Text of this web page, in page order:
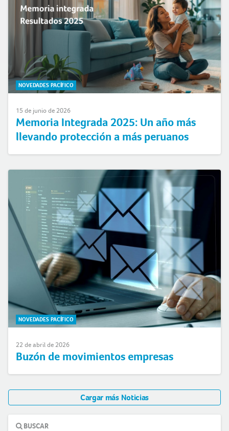
NOVEDADES PACÍFICO
15 de junio de 2026
Memoria Integrada 2025: Un año más
llevando protección a más peruanos
NOVEDADES PACÍFICO
22 de abril de 2026
Buzón de movimientos empresas
Cargar más Noticias
BUSCAR